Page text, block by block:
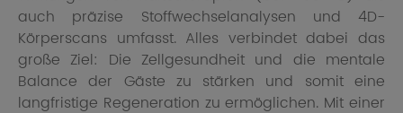
auch präzise Stoffwechselanalysen und 4D-
Körperscans umfasst. Alles verbindet dabei das
große Ziel: Die Zellgesundheit und die mentale
Balance der Gäste zu stärken und somit eine
langfristige Regeneration zu ermöglichen. Mit einer